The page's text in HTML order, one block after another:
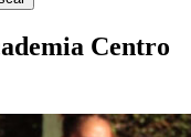
Centro